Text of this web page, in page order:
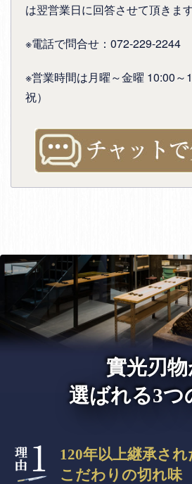
は翌営業日に回答させて頂きます
※電話で問合せ：072-229-2244
※営業時間は月曜～金曜 10:00～
祝）
實光刃
選ばれる3つ
120年以上継承され
こだわりの切れ味